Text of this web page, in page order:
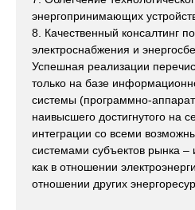
энергопринимающих
8. Качественный консалтинг
электроснабжения и
Успешная реализации
только на базе
системы (программно-
наивысшего достигнутого на
интеграции со всеми
системами субъектов рынка –
как в отношении
отношении других